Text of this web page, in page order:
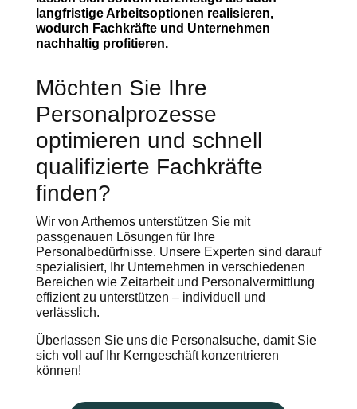
langfristige Arbeitsoptionen realisieren,
wodurch Fachkräfte und Unternehmen
nachhaltig profitieren.
Möchten Sie Ihre
Personalprozesse
optimieren und schnell
qualifizierte Fachkräfte
finden?
Wir von Arthemos unterstützen Sie mit
passgenauen Lösungen für Ihre
Personalbedürfnisse. Unsere Experten sind darauf
spezialisiert, Ihr Unternehmen in verschiedenen
Bereichen wie Zeitarbeit und Personalvermittlung
effizient zu unterstützen – individuell und
verlässlich.
Überlassen Sie uns die Personalsuche, damit Sie
sich voll auf Ihr Kerngeschäft konzentrieren
können!